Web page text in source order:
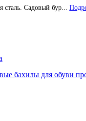
сталь. Садовый бур...
бахилы для обуви